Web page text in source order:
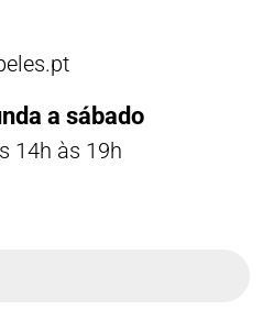
a sábado
14h às 19h